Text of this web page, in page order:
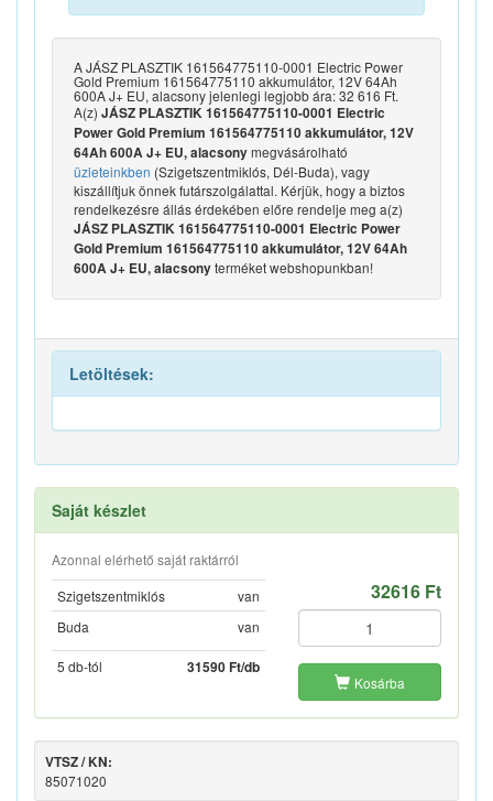
A JÁSZ PLASZTIK 161564775110-0001 Electric Power
Gold Premium 161564775110 akkumulátor, 12V 64Ah
600A J+ EU, alacsony jelenlegi legjobb ára: 32 616 Ft.
A(z) JÁSZ PLASZTIK 161564775110-0001 Electric
Power Gold Premium 161564775110 akkumulátor, 12V
64Ah 600A J+ EU, alacsonymegvásárolható
üzleteinkben (Szigetszentmiklós, Dél-Buda), vagy
kiszállítjuk önnek futárszolgálattal. Kérjük, hogy a biztos
rendelkezésre állás érdekében előre rendelje meg a(z)
JÁSZ PLASZTIK 161564775110-0001 Electric Power
Gold Premium 161564775110 akkumulátor, 12V 64Ah
600A J+ EU, alacsonyterméket webshopunkban!
Letöltések:
Saját készlet
Azonnal elérhető saját raktárról
Szigetszentmiklós
van
Buda
van
5 db-tól 31590 Ft/db
32616 Ft
Kosárba
VTSZ / KN:
85071020